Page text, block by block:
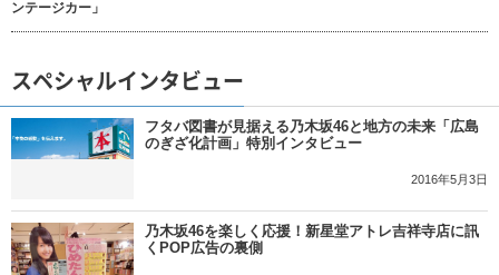
ンテージカー」
スペシャルインタビュー
フタバ図書が見据える乃木坂46と地方の未来「広島
のぎざ化計画」特別インタビュー
2016年5月3日
乃木坂46を楽しく応援！新星堂アトレ吉祥寺店に訊
くPOP広告の裏側